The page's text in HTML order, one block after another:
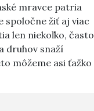
mravce patria
spoločne žiť aj viac
len niekoľko, často
druhov snaží
môžeme asi ťažko